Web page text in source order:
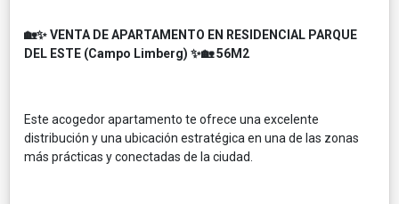
🏡✨ VENTA DE APARTAMENTO EN RESIDENCIAL PARQUE
DEL ESTE (Campo Limberg) ✨🏡 56M2
Este acogedor apartamento te ofrece una excelente
distribución y una ubicación estratégica en una de las zonas
más prácticas y conectadas de la ciudad.